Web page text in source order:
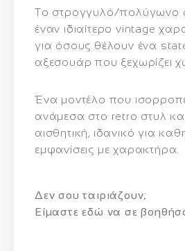
Το στρογγυλό/πολύγωνο
έναν ιδιαίτερο vintage
για όσους θέλουν ένα
αξεσουάρ που ξεχωρίζει
Ένα μοντέλο που
ανάμεσα στο retro στυλ
αισθητική, ιδανικό για
εμφανίσεις με χαρακτήρα.
Δεν σου ταιριάζουν;
Eίμαστε εδώ να σε